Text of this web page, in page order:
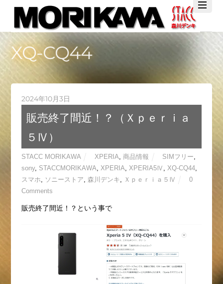
TwitterFacebook
YouTube
XQ-CQ44
2024年10月3日
販売終了間近！？（Ｘｐｅｒｉａ
５Ⅳ）
STACC MORIKAWA XPERIA 商品情報 SIMフリー
sony, STACCMORIKAWA XPERIA XPERIA5Ⅳ XQ-CQ44,
スマホ
ソニーストア 森川デンキ Ｘｐｅｒｉａ５Ⅳ
0
Comments
販売終了間近！？という事で